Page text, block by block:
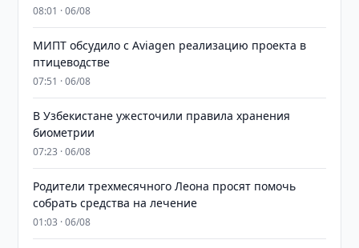
08:01 · 06/08
МИПТ обсудило с Aviagen реализацию проекта в
птицеводстве
07:51 · 06/08
В Узбекистане ужесточили правила хранения
биометрии
07:23 · 06/08
Родители трехмесячного Леона просят помочь
собрать средства на лечение
01:03 · 06/08